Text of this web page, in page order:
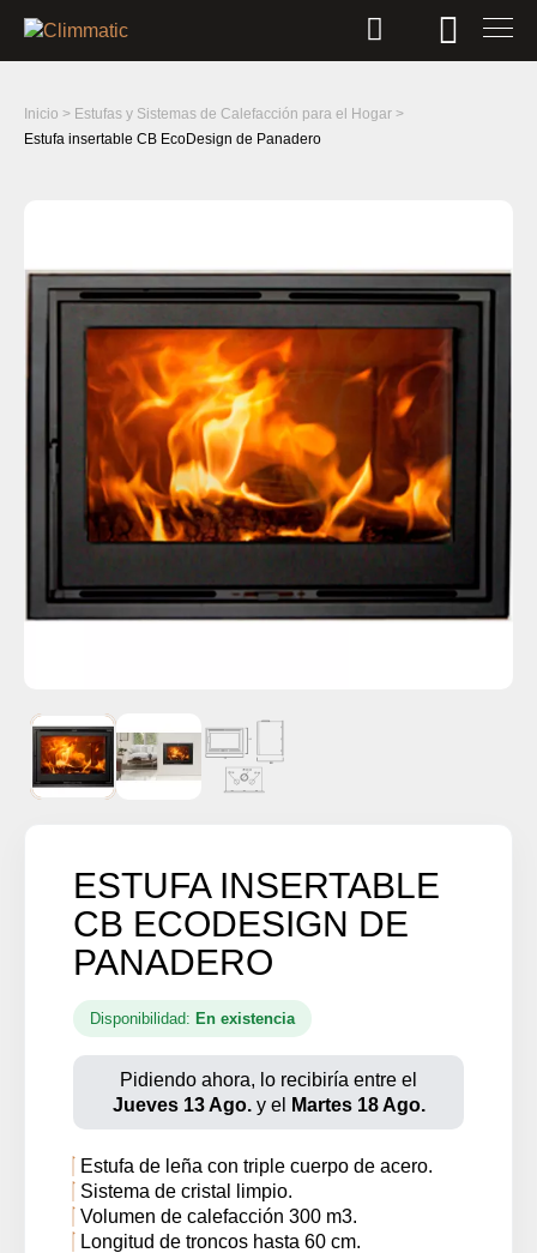
Inicio > Estufas y Sistemas de Calefacción para el Hogar >
Estufa insertable CB EcoDesign de Panadero
ESTUFA INSERTABLE
CB ECODESIGN DE
PANADERO
Disponibilidad: En existencia
Pidiendo ahora, lo recibiría entre el
Jueves 13 Ago.y el Martes 18 Ago.
Estufa de leña con triple cuerpo de acero.
Sistema de cristal limpio.
Volumen de calefacción 300 m3.
Longitud de troncos hasta 60 cm.